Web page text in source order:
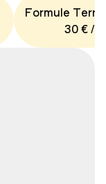
Formule
30 € /